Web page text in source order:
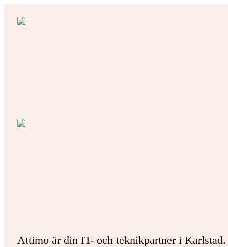
Attimo är din IT- och teknikpartner i Karlstad.